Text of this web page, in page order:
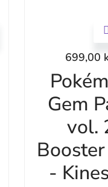
699,00
Gem
vol.
-